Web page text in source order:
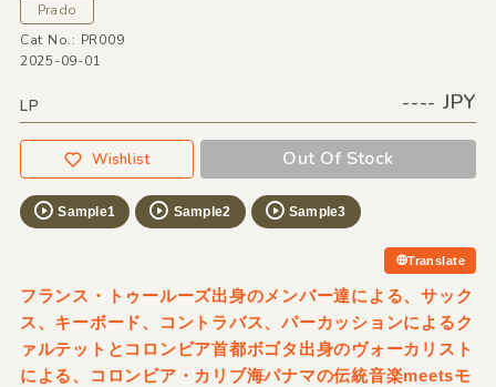
Prado
Cat No.: PR009
2025-09-01
LP ---- JPY
Wishlist Out Of Stock
Sample1 Sample2 Sample3
Translate
フランス・トゥールーズ出身のメンバー達による、サック
ス、キーボード、コントラバス、パーカッションによるク
ァルテットとコロンビア首都ボゴタ出身のヴォーカリスト
による、コロンビア・カリブ海パナマの伝統音楽meetsモ